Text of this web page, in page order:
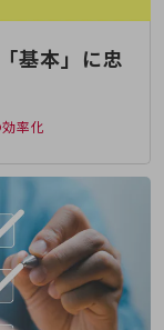
基本」に忠
率化